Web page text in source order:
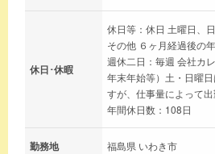
休日･休暇
休日等：休日 土曜日、
その他 ６ヶ月経過後の
週休二日：毎週 会社カ
年末年始等）土・日曜
すが、仕事量によって出
年間休日数：108日
勤務地 福島県 いわき市